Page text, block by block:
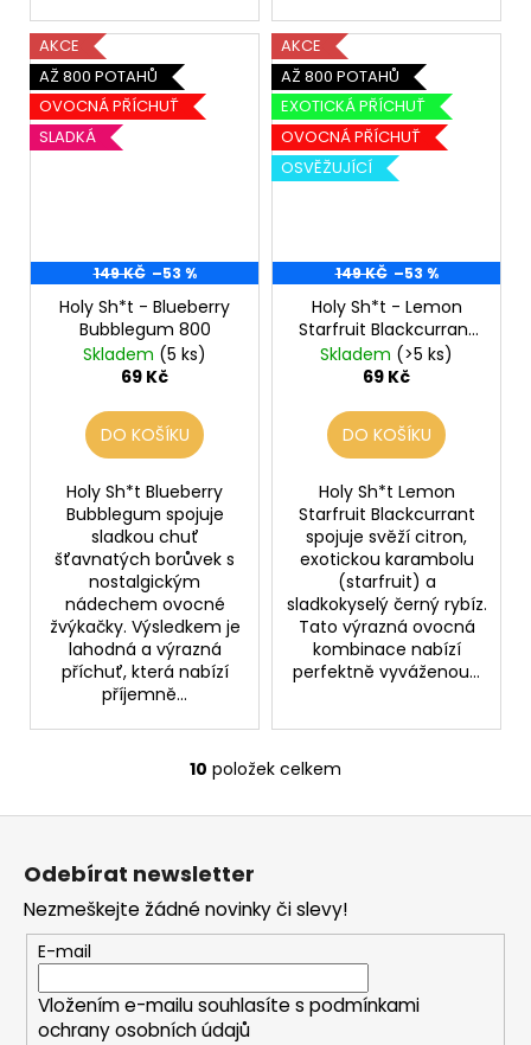
AKCE
AŽ 800 POTAHŮ
OVOCNÁ PŘÍCHUŤ
SLADKÁ
149 KČ –53 %
Holy Sh*t - Blueberry
Bubblegum 800
Skladem (5 ks)
69 Kč
DO KOŠÍKU
Holy Sh*t Blueberry
Bubblegum spojuje
sladkou chuť
šťavnatých borůvek s
nostalgickým
nádechem ovocné
žvýkačky. Výsledkem je
lahodná a výrazná
příchuť, která nabízí
příjemně...
AKCE
AŽ 800 POTAHŮ
EXOTICKÁ PŘÍCHUŤ
OVOCNÁ PŘÍCHUŤ
OSVĚŽUJÍCÍ
149 KČ –53 %
Holy Sh*t - Lemon
Starfruit Blackcurrant
800
Skladem (>5 ks)
69 Kč
DO KOŠÍKU
Holy Sh*t Lemon
Starfruit Blackcurrant
spojuje svěží citron,
exotickou karambolu
(starfruit) a
sladkokyselý černý rybíz.
Tato výrazná ovocná
kombinace nabízí
perfektně vyváženou...
O
v
a
c
í
p
r
10 položek celkem
Odebírat newsletter
Nezmeškejte žádné novinky či slevy!
E-mail
Vložením e-mailu souhlasíte s podmínkami
ochrany osobních údajů